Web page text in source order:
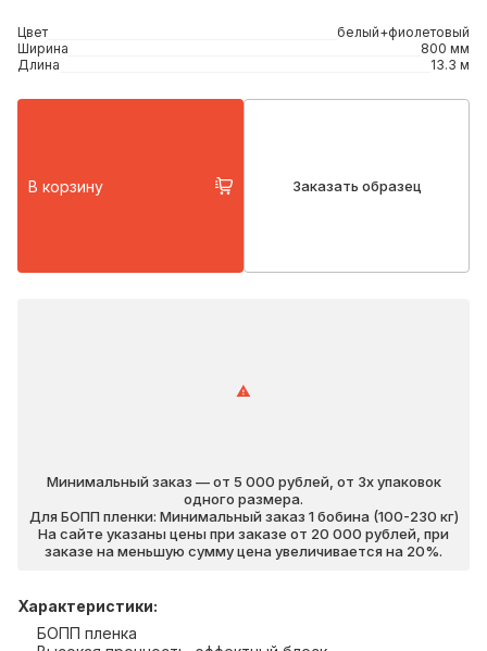
Цвет
белый+фиолетовый
Ширина
800 мм
Длина
13.3 м
В корзину Заказать образец
Минимальный заказ — от 5 000 рублей, от 3х упаковок
одного размера.
Для БОПП пленки: Минимальный заказ 1 бобина (100-230 кг)
На сайте указаны цены при заказе от 20 000 рублей, при
заказе на меньшую сумму цена увеличивается на 20%.
Характеристики:
БОПП пленка